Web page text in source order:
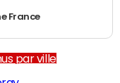
France
par ville